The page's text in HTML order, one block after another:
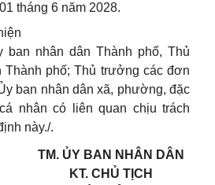
tháng 6 năm 2028.
ban nhân dân Thành phố, Thủ
phố; Thủ trưởng các đơn
ban nhân dân xã, phường, đặc
nhân có liên quan chịu trách
này./.
TM. ỦY BAN NHÂN DÂN
KT. CHỦ TỊCH